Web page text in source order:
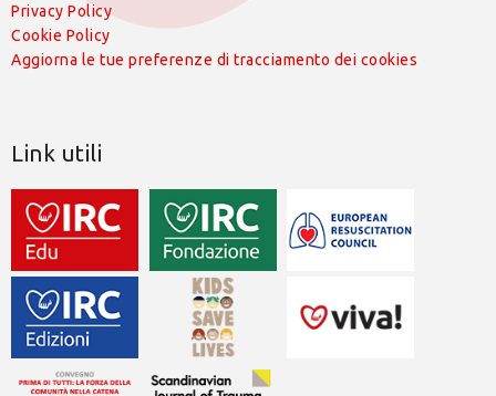
Privacy Policy
Cookie Policy
Aggiorna le tue preferenze di tracciamento dei cookies
Link utili